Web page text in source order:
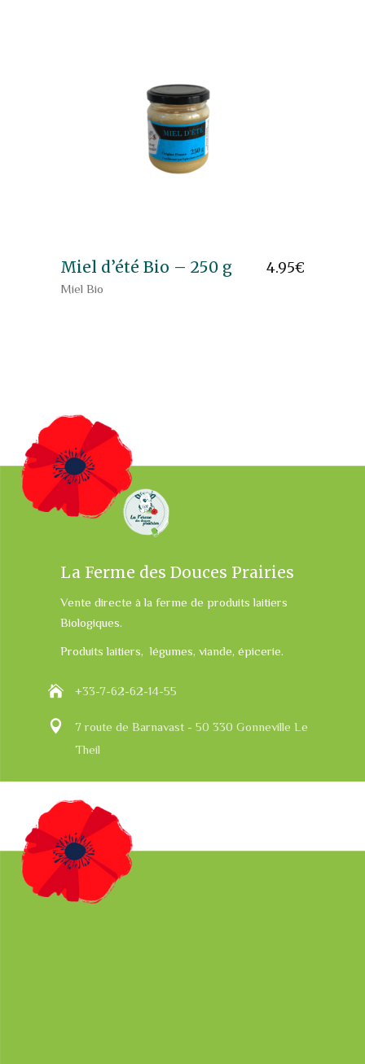
Miel d’été Bio – 250 g 4.95€
Miel Bio
La Ferme des Douces Prairies
Vente directe à la ferme de produits laitiers
Biologiques.
Produits laitiers, légumes, viande, épicerie.
+33-7-62-62-14-55
7 route de Barnavast - 50 330 Gonneville Le
Theil